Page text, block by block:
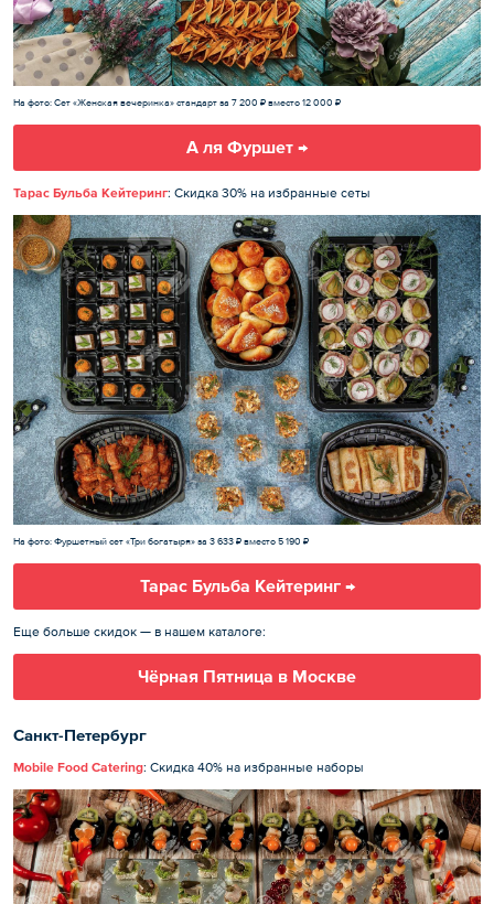
На фото: Сет «Женская вечеринка» стандарт за 7 200 ₽ вместо 12 000 ₽
А ля Фуршет →
Тарас Бульба Кейтеринг: Скидка 30% на избранные сеты
На фото: Фуршетный сет «Три богатыря» за 3 633 ₽ вместо 5 190 ₽
Тарас Бульба Кейтеринг →
Еще больше скидок — в нашем каталоге:
Чёрная Пятница в Москве
Санкт-Петербург
Mobile Food Catering: Скидка 40% на избранные наборы